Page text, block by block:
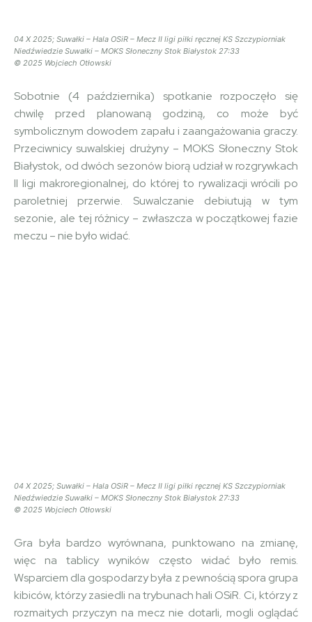
04 X 2025; Suwałki – Hala OSiR – Mecz II ligi piłki ręcznej KS Szczypiorniak
Niedźwiedzie Suwałki – MOKS Słoneczny Stok Białystok 27:33
© 2025 Wojciech Otłowski
Sobotnie (4 października) spotkanie rozpoczęło się
chwilę przed planowaną godziną, co może być
symbolicznym dowodem zapału i zaangażowania graczy.
Przeciwnicy suwalskiej drużyny – MOKS Słoneczny Stok
Białystok, od dwóch sezonów biorą udział w rozgrywkach
II ligi makroregionalnej, do której to rywalizacji wrócili po
paroletniej przerwie. Suwalczanie debiutują w tym
sezonie, ale tej różnicy – zwłaszcza w początkowej fazie
meczu – nie było widać.
04 X 2025; Suwałki – Hala OSiR – Mecz II ligi piłki ręcznej KS Szczypiorniak
Niedźwiedzie Suwałki – MOKS Słoneczny Stok Białystok 27:33
© 2025 Wojciech Otłowski
Gra była bardzo wyrównana, punktowano na zmianę,
więc na tablicy wyników często widać było remis.
Wsparciem dla gospodarzy była z pewnością spora grupa
kibiców, którzy zasiedli na trybunach hali OSiR. Ci, którzy z
rozmaitych przyczyn na mecz nie dotarli, mogli oglądać